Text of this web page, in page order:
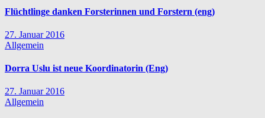
Flüchtlinge danken Forsterinnen und Forstern (eng)
27. Januar 2016
Allgemein
Dorra Uslu ist neue Koordinatorin (Eng)
27. Januar 2016
Allgemein